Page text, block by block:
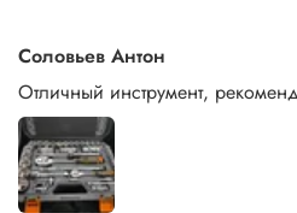
Соловьев Антон
Отличный инструмент,